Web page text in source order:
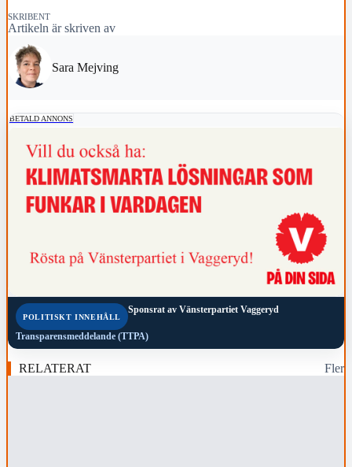
SKRIBENT
Artikeln är skriven av
Sara Mejving
BETALD ANNONS
POLITISKT INNEHÅLL
Sponsrat av Vänsterpartiet Vaggeryd
Transparensmeddelande (TTPA)
RELATERAT Fler